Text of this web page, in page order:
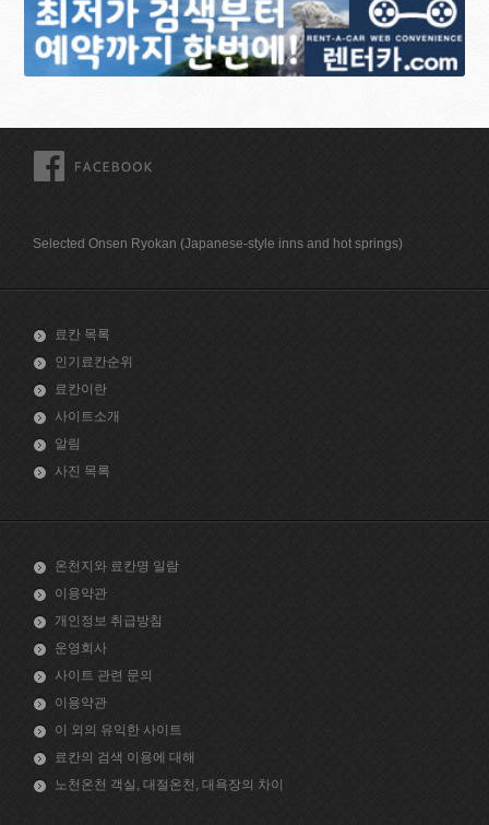
Selected Onsen Ryokan (Japanese-style inns and hot springs)
료칸 목록
인기료칸순위
료칸이란
사이트소개
알림
사진 목록
온천지와 료칸명 일람
이용약관
개인정보 취급방침
운영회사
사이트 관련 문의
이용약관
이 외의 유익한 사이트
료칸의 검색 이용에 대해
노천온천 객실, 대절온천, 대욕장의 차이